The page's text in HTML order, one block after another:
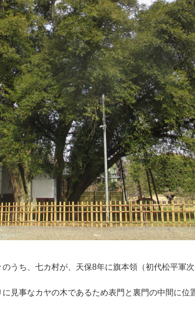
うち、七カ村が、天保8年に旗本領（初代松平軍
見事なカヤの木であるため表門と裏門の中間に位